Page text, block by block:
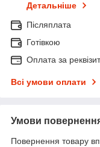
Детальніше
Післяплата
Готівкою
Оплата за
Всі умови оплати
Умови
Повернення товару